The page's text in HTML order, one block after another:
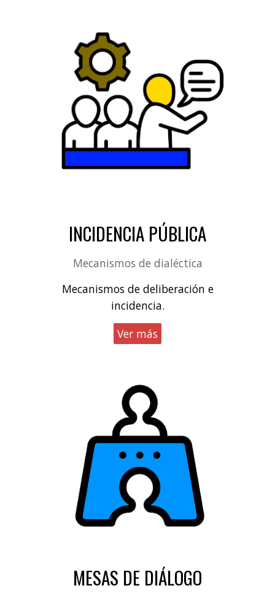
INCIDENCIA PÚBLICA
Mecanismos de dialéctica
Mecanismos de deliberación e
incidencia.
Ver más
MESAS DE DIÁLOGO